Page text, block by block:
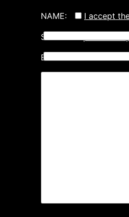
NAME:
SURNAME:
EMAIL:
I accept